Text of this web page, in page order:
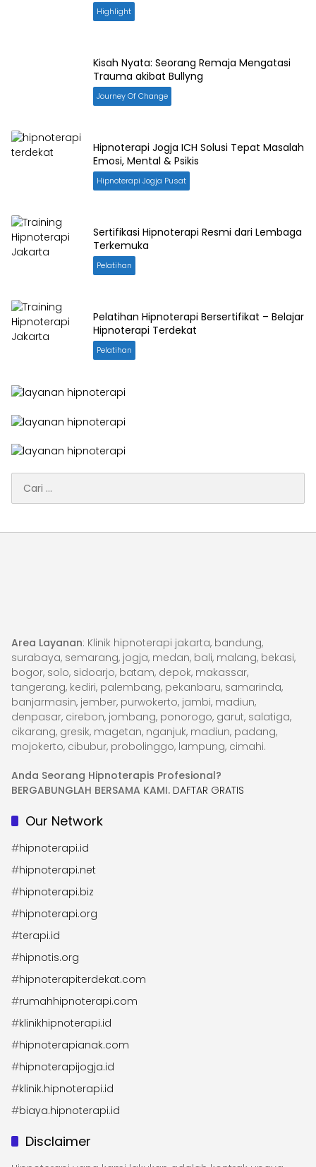
Highlight
Kisah Nyata: Seorang Remaja Mengatasi
Trauma akibat Bullyng
Journey Of Change
Hipnoterapi Jogja ICH Solusi Tepat Masalah
Emosi, Mental & Psikis
Hipnoterapi Jogja Pusat
Sertifikasi Hipnoterapi Resmi dari Lembaga
Terkemuka
Pelatihan
Pelatihan Hipnoterapi Bersertifikat – Belajar
Hipnoterapi Terdekat
Pelatihan
untuk:
Area Layanan: Klinik hipnoterapi jakarta, bandung,
surabaya, semarang, jogja, medan, bali, malang, bekasi,
bogor, solo, sidoarjo, batam, depok, makassar,
tangerang, kediri, palembang, pekanbaru, samarinda,
banjarmasin, jember, purwokerto, jambi, madiun,
denpasar, cirebon, jombang, ponorogo, garut, salatiga,
cikarang, gresik, magetan, nganjuk, madiun, padang,
mojokerto, cibubur, probolinggo, lampung, cimahi.
Anda Seorang Hipnoterapis Profesional?
BERGABUNGLAH BERSAMA KAMI. DAFTAR GRATIS
Our Network
#hipnoterapi.id
#hipnoterapi.net
#hipnoterapi.biz
#hipnoterapi.org
#terapi.id
#hipnotis.org
#hipnoterapiterdekat.com
#rumahhipnoterapi.com
#klinikhipnoterapi.id
#hipnoterapianak.com
#hipnoterapijogja.id
#klinik.hipnoterapi.id
#biaya.hipnoterapi.id
Disclaimer